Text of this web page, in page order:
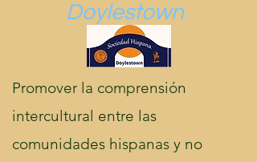
Doylestown
Promover la comprensión
intercultural entre las
comunidades hispanas y no